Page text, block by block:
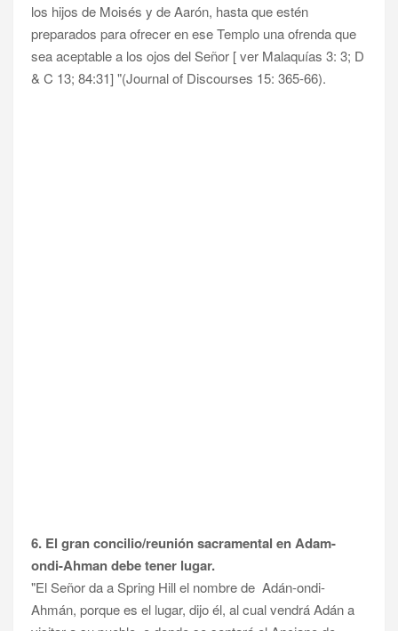
los hijos de Moisés y de Aarón, hasta que estén
preparados para ofrecer en ese Templo una ofrenda que
sea aceptable a los ojos del Señor [ ver Malaquías 3: 3; D
& C 13; 84:31] "(Journal of Discourses 15: 365-66).
6. El gran concilio/reunión sacramental en Adam-
ondi-Ahman debe tener lugar.
"El Señor da a Spring Hill el nombre de Adán-ondi-
Ahmán, porque es el lugar, dijo él, al cual vendrá Adán a